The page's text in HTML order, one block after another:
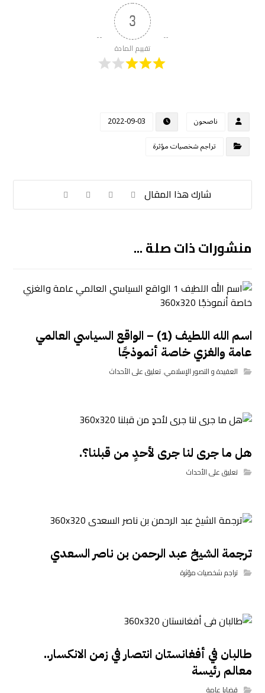
3
تقييم المادة
ناصحون
2022-09-03
تراجم شخصيات مؤثرة
منشورات ذات صلة ...
اسم الله اللطيف (1) – الواقع السياسي العالمي
عامة والغزي خاصة أنموذجًا
العقيدة و التصور الإسلامي,تعليق على الأحداث
هل ما جرى لنا جرى لأحدٍ من قبلنا؟.
تعليق على الأحداث
ترجمة الشيخ عبد الرحمن بن ناصر السعدي
تراجم شخصيات مؤثرة
طالبان في أفغانستان انتصار في زمن الانكسار..
معالم رئيسة
قضايا عامة